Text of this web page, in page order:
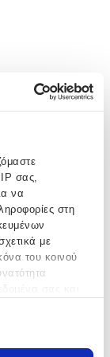
σας,
να
στη
με
του κοινού